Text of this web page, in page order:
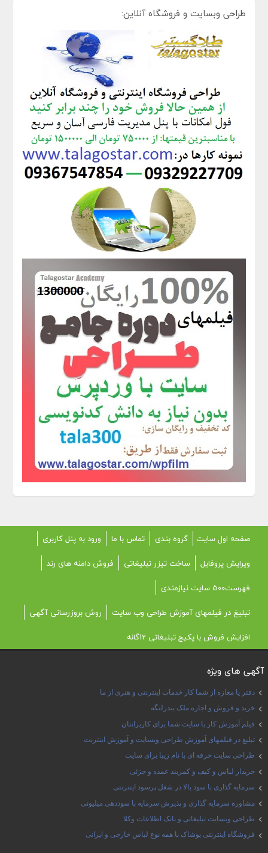
طراحی وبسایت و فروشگاه آنلاین:
صفحه اول سایت گروه بندی تماس با ما
ورود به پنل کاربری
ویرایش پروفایل
ساخت تیزر تبلیغاتی
فروش دامنه های رند
فهرست500 سایت نیازمندی
تبلیغ در فیلمهای آموزش طراحی وب سایت
روش بروزرسانی آگهی
افزایش فروش با پکیج تبلیغاتی 12گانه
آگهی های ویژه
دفتر یا مغازه از شما کار خدمات اینترنتی و هنری از ما
خرید و فروش و اجاره ملک بندرلنگه
فیلم آموزش کار با سایت شما برای کاربرانتان
تبلیغ در فیلمهای آموزش طراحی وبسایت و آموزش اینترنت
طراحی سایت حرفه ای با نام زیبا برای سایت
خریدار لباس و کیف و کمربند عمده و جزئی
سرمایه گذاری با سود بالا در شغل پرسود اینترنتی
مشاوره سرمایه گذاری و پذیرش سرمایه با سوددهی میلیونی
طراحی وبسایت تبلیغاتی و بانک اطلاعات وکلا
فروشگاه اینترنتی پوشاک با همه نوع لباس خارجی و ایرانی